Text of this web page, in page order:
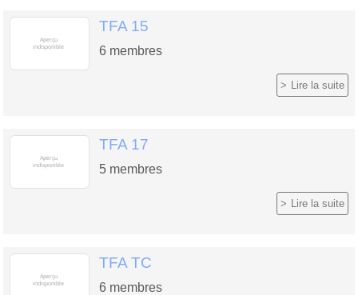
TFA 15
6 membres
Lire la suite
TFA 17
5 membres
Lire la suite
TFA TC
6 membres